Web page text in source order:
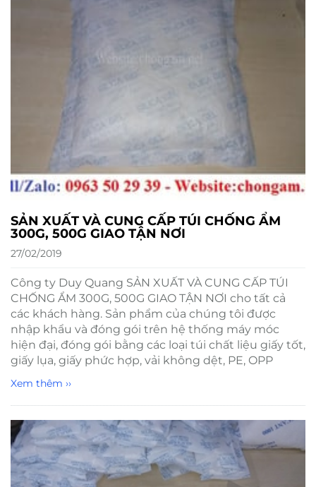
SẢN XUẤT VÀ CUNG CẤP TÚI CHỐNG ẨM
300G, 500G GIAO TẬN NƠI
27/02/2019
Công ty Duy Quang SẢN XUẤT VÀ CUNG CẤP TÚI
CHỐNG ẨM 300G, 500G GIAO TẬN NƠI cho tất cả
các khách hàng. Sản phẩm của chúng tôi được
nhập khẩu và đóng gói trên hệ thống máy móc
hiện đại, đóng gói bằng các loại túi chất liệu giấy tốt,
giấy lụa, giấy phức hợp, vải không dệt, PE, OPP
Xem thêm ››